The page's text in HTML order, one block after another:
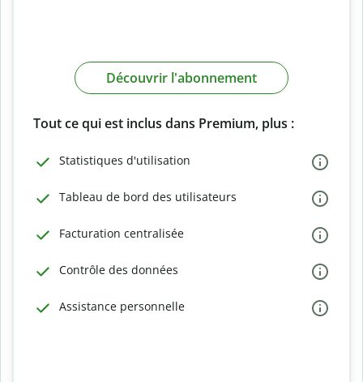
Découvrir l'abonnement
Tout ce qui est inclus dans Premium, plus :
Statistiques d'utilisation
Tableau de bord des utilisateurs
Facturation centralisée
Contrôle des données
Assistance personnelle